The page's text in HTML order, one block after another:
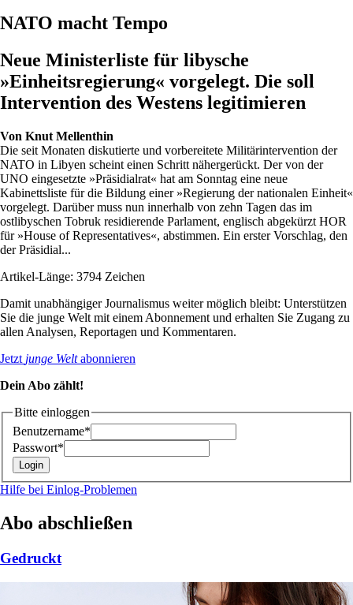
NATO macht Tempo
Neue Ministerliste für libysche
»Einheitsregierung« vorgelegt. Die soll
Intervention des Westens legitimieren
Von Knut Mellenthin
Die seit Monaten diskutierte und vorbereitete Militärintervention der
NATO in Libyen scheint einen Schritt nähergerückt. Der von der
UNO eingesetzte »Präsidialrat« hat am Sonntag eine neue
Kabinettsliste für die Bildung einer »Regierung der nationalen Einheit«
vorgelegt. Darüber muss nun innerhalb von zehn Tagen das im
ostlibyschen Tobruk residierende Parlament, englisch abgekürzt HOR
für »House of Representatives«, abstimmen. Ein erster Vorschlag, den
der Präsidial...
Artikel-Länge: 3794 Zeichen
Damit unabhängiger Journalismus weiter möglich bleibt: Unterstützen
Sie die junge Welt mit einem Abonnement und erhalten Sie Zugang zu
allen Analysen, Reportagen und Kommentaren.
Jetzt junge Weltabonnieren
Dein Abo zählt!
Bitte einloggen
Benutzername*
Passwort*
Hilfe bei Einlog-Problemen
Abo abschließen
Gedruckt